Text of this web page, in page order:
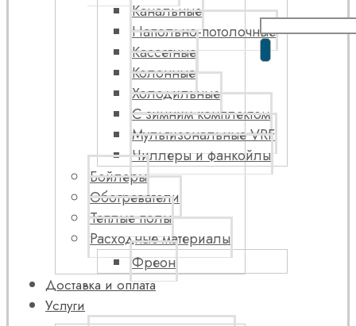
Канальные
Напольно-потолочные
Кассетные
Колонные
Холодильные
С зимним комплектом
Мультизональные VRF
Чиллеры и фанкойлы
Бойлеры
Обогреватели
Теплые полы
Расходные материалы
Фреон
Доставка и оплата
Услуги